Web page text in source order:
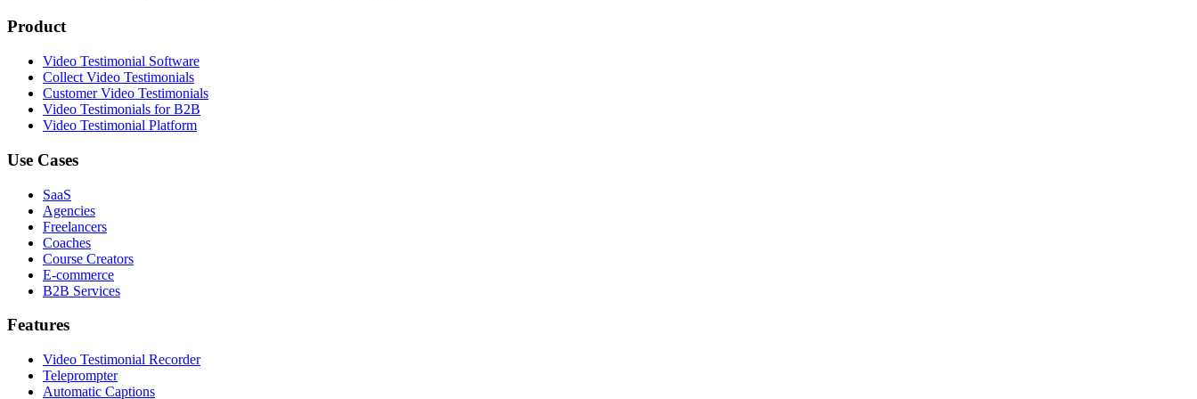
Product
Video Testimonial Software
Collect Video Testimonials
Customer Video Testimonials
Video Testimonials for B2B
Video Testimonial Platform
Use Cases
SaaS
Agencies
Freelancers
Coaches
Course Creators
E-commerce
B2B Services
Features
Video Testimonial Recorder
Teleprompter
Automatic Captions